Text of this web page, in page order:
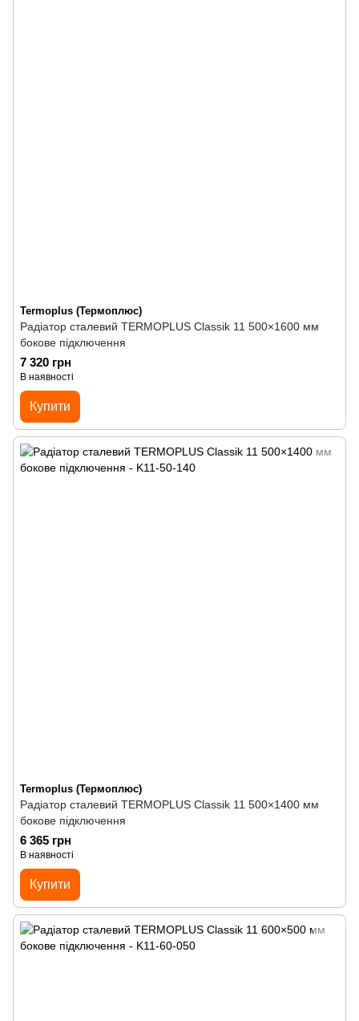
Termoplus (Термоплюс)
Радіатор сталевий TERMOPLUS Classik 11 500×1600 мм
бокове підключення
7 320 грн
В наявності
Купити
Termoplus (Термоплюс)
Радіатор сталевий TERMOPLUS Classik 11 500×1400 мм
бокове підключення
6 365 грн
В наявності
Купити